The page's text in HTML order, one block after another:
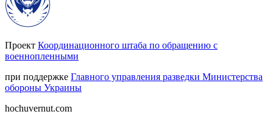
Проект Координационного штаба по обращению с
военнопленными
при поддержке Главного управления разведки Министерства
обороны Украины
hochuvernut.com